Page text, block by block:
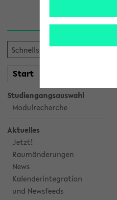
Start
Studiengangsauswahl
Modulrecherche
Aktuelles
Jetzt!
Raumänderungen
News
Kalenderintegration
und Newsfeeds